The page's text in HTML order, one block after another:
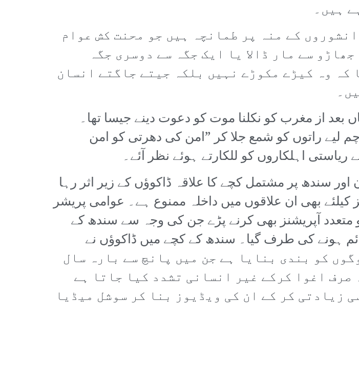
ہیں۔
کے منہ پر طمانچہ ہیں جو محنت کش عوام
سے مار ڈالا یا ایک جگہ سے دوسری جگہ
وہ کیڑے مکوڑے نہیں بلکہ جیتے جاگتے انسان
از مغرب کو نکلنا موت کو دعوت دینے جیسا تھا۔
لیے راتوں کو شمع جلا کر ”امن کی دھرتی کو امن
اہلکاروں کو للکارتے ہوئے نظر آئے۔
سندھ پر مشتمل کچے کا علاقہ ڈاکوؤں کے زیر اثر رہا
بھی ان علاقوں میں داخلہ ممنوع ہے۔ عوامی پریشر
متعدد آپریشنز بھی کرنے پڑے جن کی وجہ سے سندھ کے
ہونے کی طرف گیا۔ سندھ کے کچے میں ڈاکوؤں نے
200 سے زائد نہتے لوگوں کو بندی بنایا ہے جن میں پانچ سے بارہ سال
اغوا کرکے غیر انسانی تشدد کیا جاتا ہے
زیادتی کر کے ان کی ویڈیوز بنا کر سوشل میڈیا